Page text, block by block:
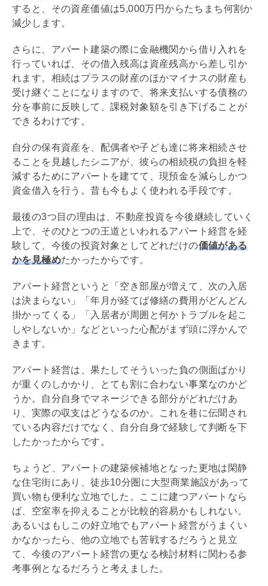
すると、その資産価値は5,000万円からたちまち何割か
減少します。
さらに、アパート建築の際に金融機関から借り入れを
行っていれば、その借入残高は資産残高から差し引か
れます。相続はプラスの財産のほかマイナスの財産も
受け継ぐことになりますので、将来支払いする債務の
分を事前に反映して、課税対象額を引き下げることが
できるわけです。
自分の保有資産を、配偶者や子ども達に将来相続させ
ることを見越したシニアが、彼らの相続税の負担を軽
減するためにアパートを建てて、現預金を減らしかつ
資金借入を行う。昔も今もよく使われる手段です。
最後の3つ目の理由は、不動産投資を今後継続していく
上で、そのひとつの王道といわれるアパート経営を経
験して、今後の投資対象としてどれだけの価値がある
かを見極めたかったからです。
アパート経営というと「空き部屋が増えて、次の入居
は決まらない」「年月が経てば修繕の費用がどんどん
掛かってくる」「入居者が周囲と何かトラブルを起こ
しやしないか」などといった心配がまず頭に浮かんで
きます。
アパート経営は、果たしてそういった負の側面ばかり
が重くのしかかり、とても割に合わない事業なのかど
うか。自分自身でマネージできる部分がどれだけあ
り、実際の収支はどうなるのか。これを巷に伝聞され
ている内容だけでなく、自分自身で経験して判断を下
したかったからです。
ちょうど、アパートの建築候補地となった更地は閑静
な住宅街にあり、徒歩10分圏に大型商業施設があって
買い物も便利な立地でした。ここに建つアパートなら
ば、空室率を抑えることが比較的容易かもしれない。
あるいはもしこの好立地でもアパート経営がうまくい
かなかったら、他の立地でも苦戦するだろうと見立
て、今後のアパート経営の更なる検討材料に関わる参
考事例となるだろうと考えました。